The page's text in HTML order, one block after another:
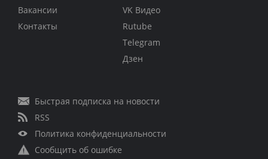
Вакансии
Контакты
VK Видео
Rutube
Telegram
Дзен
Быстрая подписка на новости
RSS
Политика конфиденциальности
Сообщить об ошибке